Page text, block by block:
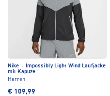
Nike · Impossibly Light Wind Laufjacke
mit Kapuze
Herren
€ 109,99